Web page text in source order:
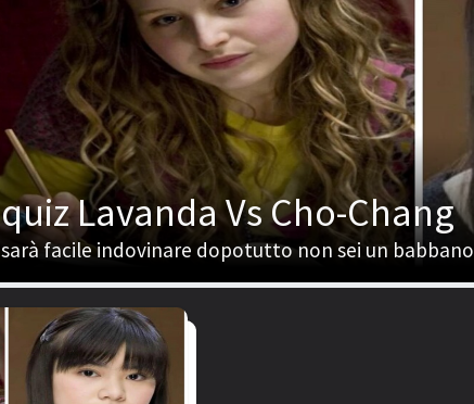
quiz Lavanda Vs Cho-Chang
sarà facile indovinare dopotutto non sei un babbano